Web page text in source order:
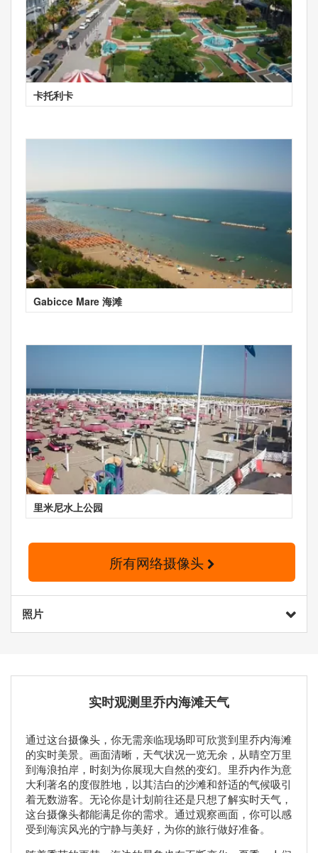
卡托利卡
Gabicce Mare 海滩
里米尼水上公园
所有网络摄像头
照片
实时观测里乔内海滩天气
通过这台摄像头，你无需亲临现场即可欣赏到里乔内海滩
的实时美景。画面清晰，天气状况一览无余，从晴空万里
到海浪拍岸，时刻为你展现大自然的变幻。里乔内作为意
大利著名的度假胜地，以其洁白的沙滩和舒适的气候吸引
着无数游客。无论你是计划前往还是只想了解实时天气，
这台摄像头都能满足你的需求。通过观察画面，你可以感
受到海滨风光的宁静与美好，为你的旅行做好准备。